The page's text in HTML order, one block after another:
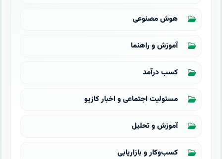
هوش مصنوعی
آموزش و راهنما
کسب درآمد
مسئولیت اجتماعی و اخبار کازیو
آموزش و تحلیل
کسب‌وکار و بازاریابی